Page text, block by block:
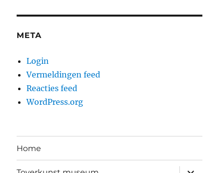
META
Login
Vermeldingen feed
Reacties feed
WordPress.org
Home